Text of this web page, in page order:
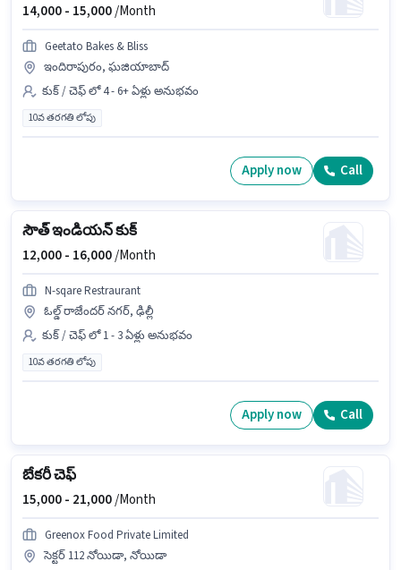
14,000 - 15,000/Month
Geetato Bakes & Bliss
ఇందిరాపురం, ఘజియాబాద్
కుక్ / చెఫ్ లో 4 - 6+ ఏళ్లు అనుభవం
10వ తరగతి లోపు
Apply now Call
సౌత్ ఇండియన్ కుక్
12,000 - 16,000/Month
N-sqare Restraurant
ఓల్డ్ రాజేందర్ నగర్, ఢిల్లీ
కుక్ / చెఫ్ లో 1 - 3 ఏళ్లు అనుభవం
10వ తరగతి లోపు
Apply now Call
బేకరీ చెఫ్
15,000 - 21,000/Month
Greenox Food Private Limited
సెక్టర్ 112 నోయిడా, నోయిడా